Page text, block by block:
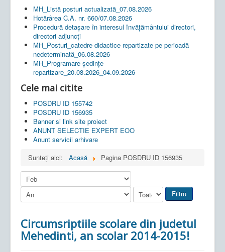
MH_Listă posturi actualizată_07.08.2026
Hotărârea C.A. nr. 660/07.08.2026
Procedură detașare în interesul învățământului directori,
directori adjuncți
MH_Posturi_catedre didactice repartizate pe perioadă
nedeterminată_06.08.2026
MH_Programare ședințe
repartizare_20.08.2026_04.09.2026
Cele mai citite
POSDRU ID 155742
POSDRU ID 156935
Banner si link site proiect
ANUNT SELECTIE EXPERT EOO
Anunt servicii arhivare
Sunteți aici:
Acasă Pagina POSDRU ID 156935
Filtru
Circumsriptiile scolare din judetul
Mehedinti, an scolar 2014-2015!